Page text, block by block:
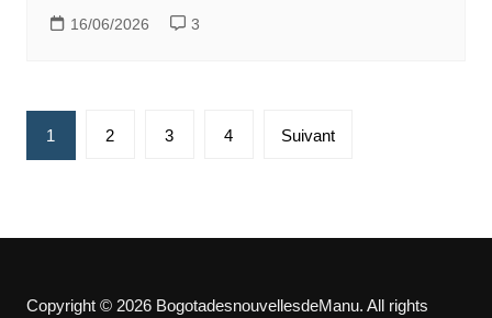
16/06/2026 3
Pagination
des
1 2 3 4 Suivant
Copyright © 2026 BogotadesnouvellesdeManu. All rights